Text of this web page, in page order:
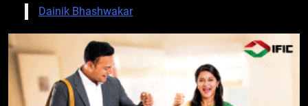
Dainik Bhashwakar